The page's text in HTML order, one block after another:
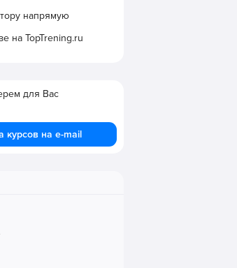
напрямую
на TopTrening.ru
для Вас
курсов на e-mail